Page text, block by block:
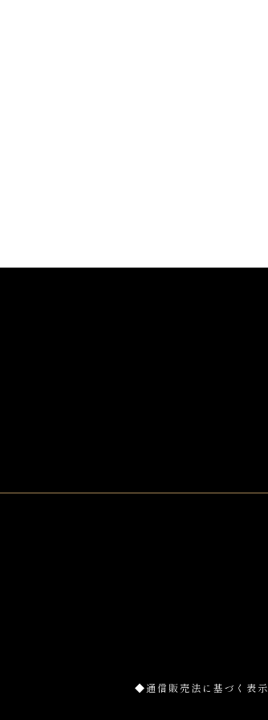
◆通信販売法に基づく表示